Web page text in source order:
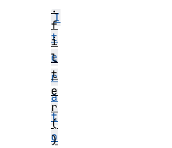
I
t
e
r
a
t
o
.
f
i
l
t
e
r
(
)